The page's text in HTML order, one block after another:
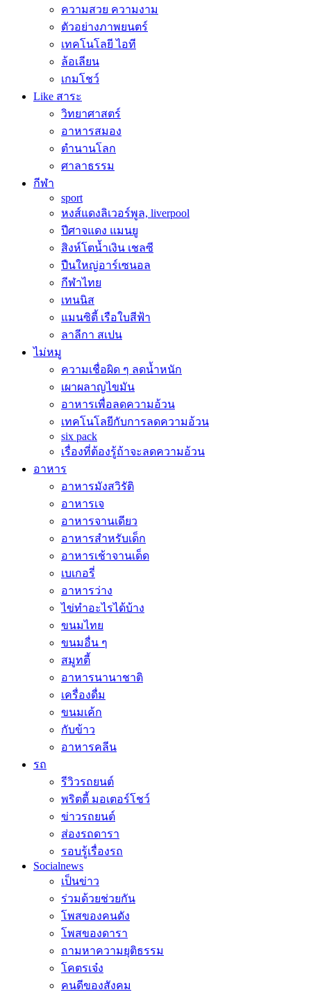
ความสวย ความงาม
ตัวอย่างภาพยนตร์
เทคโนโลยี ไอที
ล้อเลียน
เกมโชว์
Like สาระ
วิทยาศาสตร์
อาหารสมอง
ตำนานโลก
ศาลาธรรม
กีฬา
sport
หงส์แดงลิเวอร์พูล, liverpool
ปีศาจแดง แมนยู
สิงห์โตน้ำเงิน เชลซี
ปืนใหญ่อาร์เซนอล
กีฬาไทย
เทนนิส
แมนซิตี้ เรือใบสีฟ้า
ลาลีกา สเปน
ไม่หมู
ความเชื่อผิด ๆ ลดน้ำหนัก
เผาผลาญไขมัน
อาหารเพื่อลดความอ้วน
เทคโนโลยีกับการลดความอ้วน
six pack
เรื่องที่ต้องรู้ถ้าจะลดความอ้วน
อาหาร
อาหารมังสวิรัติ
อาหารเจ
อาหารจานเดียว
อาหารสำหรับเด็ก
อาหารเช้าจานเด็ด
เบเกอรี่
อาหารว่าง
ไข่ทำอะไรได้บ้าง
ขนมไทย
ขนมอื่น ๆ
สมูทตี้
อาหารนานาชาติ
เครื่องดื่ม
ขนมเค้ก
กับข้าว
อาหารคลีน
รถ
รีวิวรถยนต์
พริตตี้ มอเตอร์โชว์
ข่าวรถยนต์
ส่องรถดารา
รอบรู้เรื่องรถ
Socialnews
เป็นข่าว
ร่วมด้วยช่วยกัน
โพสของคนดัง
โพสของดารา
ถามหาความยุติธรรม
โคตรเจ๋ง
คนดีของสังคม